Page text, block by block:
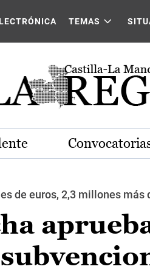
TEMAS
de euros, 2,3 millones más